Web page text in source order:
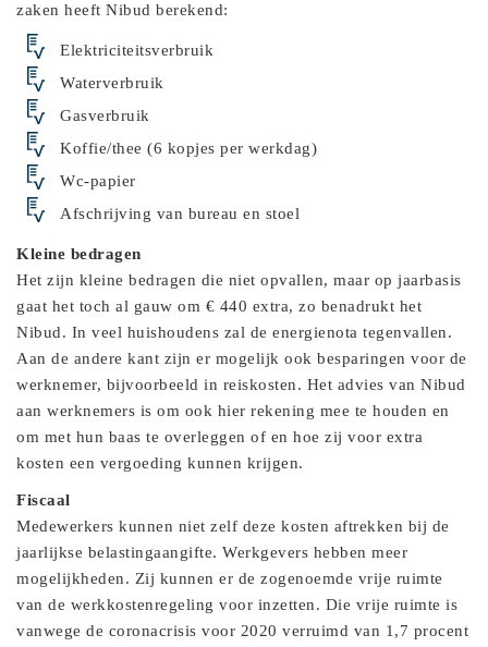
zaken heeft Nibud berekend:
Elektriciteitsverbruik
Waterverbruik
Gasverbruik
Koffie/thee (6 kopjes per werkdag)
Wc-papier
Afschrijving van bureau en stoel
Kleine bedragen
Het zijn kleine bedragen die niet opvallen, maar op jaarbasis
gaat het toch al gauw om € 440 extra, zo benadrukt het
Nibud. In veel huishoudens zal de energienota tegenvallen.
Aan de andere kant zijn er mogelijk ook besparingen voor de
werknemer, bijvoorbeeld in reiskosten. Het advies van Nibud
aan werknemers is om ook hier rekening mee te houden en
om met hun baas te overleggen of en hoe zij voor extra
kosten een vergoeding kunnen krijgen.
Fiscaal
Medewerkers kunnen niet zelf deze kosten aftrekken bij de
jaarlijkse belastingaangifte. Werkgevers hebben meer
mogelijkheden. Zij kunnen er de zogenoemde vrije ruimte
van de werkkostenregeling voor inzetten. Die vrije ruimte is
vanwege de coronacrisis voor 2020 verruimd van 1,7 procent